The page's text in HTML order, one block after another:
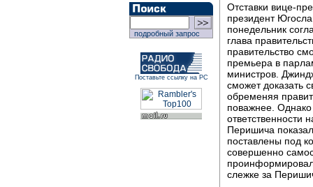
подробный запрос
Поставьте ссылку на РС
Отставки вице-
президент
понедельник
глава
правительство
премьера в
министров.
сможет доказать
обременяя
поважнее.
ответственности
Перишича
поставлены под
совершенно
слежке за